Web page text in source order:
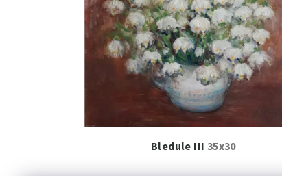
Bledule III 35x30